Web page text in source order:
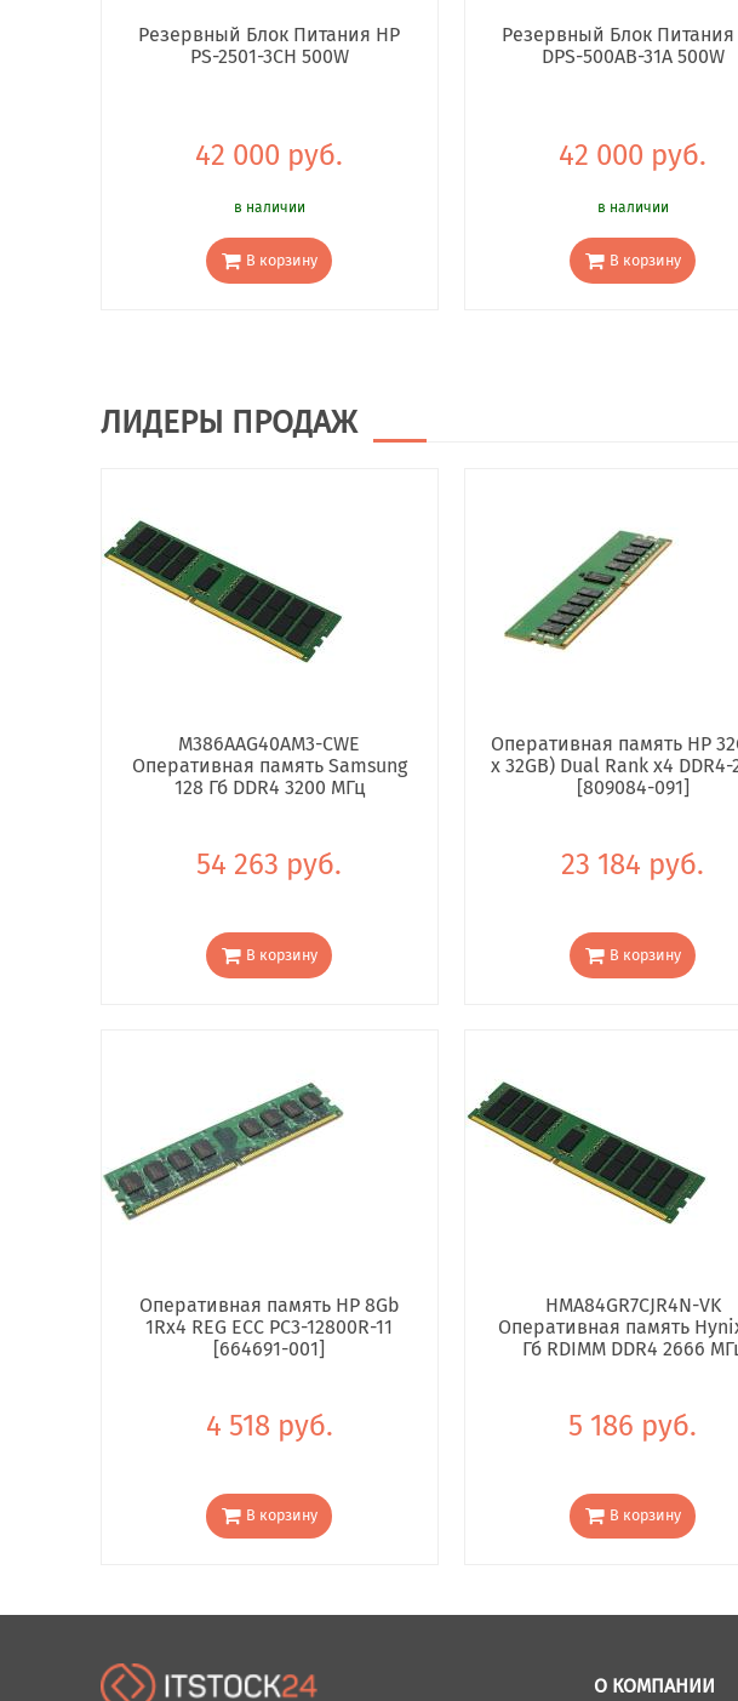
Резервный Блок Питания HP
PS-2501-3CH 500W
42 000 руб.
в наличии
В корзину
Резервный Блок Питания
DPS-500AB-31A 500W
42 000 руб.
в наличии
В корзину
ЛИДЕРЫ ПРОДАЖ
M386AAG40AM3-CWE
Оперативная память Samsung
128 Гб DDR4 3200 МГц
54 263 руб.
В корзину
Оперативная память HP
x 32GB) Dual Rank x4 DDR4-
[809084-091]
23 184 руб.
В корзину
Оперативная память HP 8Gb
1Rx4 REG ECC PC3-12800R-11
[664691-001]
4 518 руб.
В корзину
HMA84GR7CJR4N-VK
Оперативная память
Гб RDIMM DDR4 2666
5 186 руб.
В корзину
О КОМПАНИИ